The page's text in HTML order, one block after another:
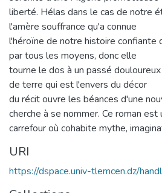
liberté. Hélas dans le cas de notre
l'amère souffrance qu'a connue
l'héroïne de notre histoire confiante
par tous les moyens, donc elle
tourne le dos à un passé
de terre qui est l'envers du décor
du récit ouvre les béances d'une
cherche à se nommer. Ce roman est
carrefour où cohabite mythe,
URI
https://dspace.univ-tlemcen.dz/